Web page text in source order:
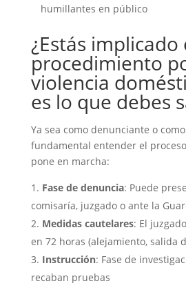
humillantes en público
¿Estás implicado
procedimiento
violencia
es lo que debes
Ya sea como denunciante o
fundamental entender el
pone en marcha:
Fase de denuncia: Puede
comisaría, juzgado o ante la
Medidas cautelares: El
en 72 horas (alejamiento, salida
Instrucción: Fase de
recaban pruebas